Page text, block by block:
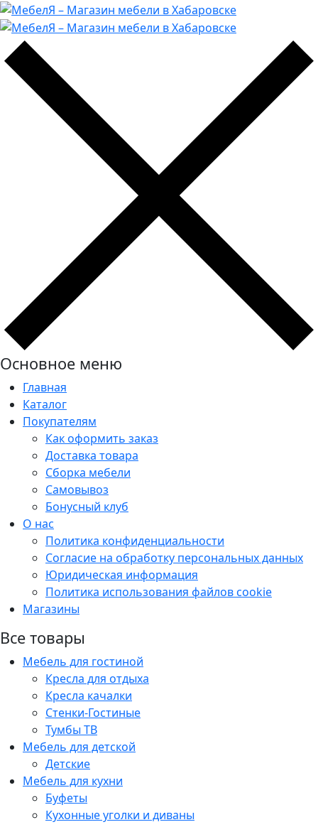
Основное меню
Главная
Каталог
Покупателям
Как оформить заказ
Доставка товара
Сборка мебели
Самовывоз
Бонусный клуб
О нас
Политика конфиденциальности
Согласие на обработку персональных данных
Юридическая информация
Политика использования файлов cookie
Магазины
Все товары
Мебель для гостиной
Кресла для отдыха
Кресла качалки
Стенки-Гостиные
Тумбы ТВ
Мебель для детской
Детские
Мебель для кухни
Буфеты
Кухонные уголки и диваны